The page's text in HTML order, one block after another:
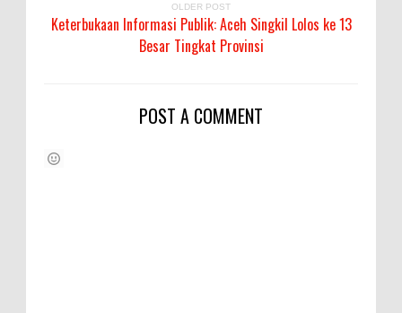
OLDER POST
Keterbukaan Informasi Publik: Aceh Singkil Lolos ke 13
Besar Tingkat Provinsi
POST A COMMENT